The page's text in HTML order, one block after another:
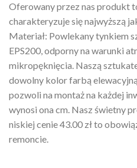
Oferowany przez nas produkt
charakteryzuje się najwyższą
Materiał: Powlekany tynkiem
EPS200, odporny na warunki
mikropęknięcia. Naszą
dowolny kolor farbą
pozwoli na montaż na każdej
wynosi ona cm. Nasz świetny
niskiej cenie 43.00 zł to
remoncie.